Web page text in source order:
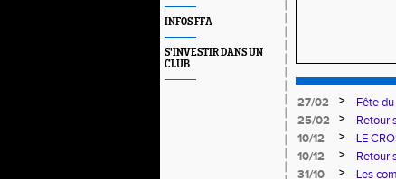
INFOS FFA
S'INVESTIR DANS UN
CLUB
27/02 >
Fête
25/02
>
Retour
10/12
>
LE
10/12
>
Retour
31/10
>
Les